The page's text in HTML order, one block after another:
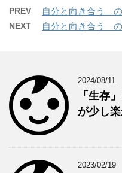
PREV 自分と向き合う
NEXT 自分と向き合う
2024/08/11
「生存
が少し
2023/02/19